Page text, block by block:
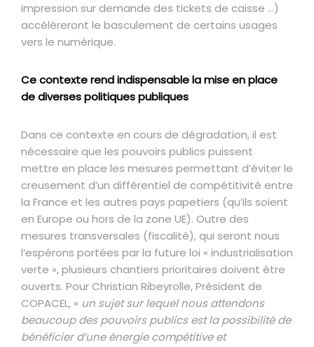
impression sur demande des tickets de caisse …)
accélèreront le basculement de certains usages
vers le numérique.
Ce contexte rend indispensablela mise en place
de diverses politiques publiques
Dans ce contexte en cours de dégradation, il est
nécessaire que les pouvoirs publics puissent
mettre en place les mesures permettant d’éviter le
creusement d’un différentiel de compétitivité entre
la France et les autres pays papetiers (qu’ils soient
en Europe ou hors de la zone UE). Outre des
mesures transversales (fiscalité), qui seront nous
l’espérons portées par la future loi « industrialisation
verte », plusieurs chantiers prioritaires doivent être
ouverts. Pour Christian Ribeyrolle, Président de
COPACEL, « un sujet sur lequel nous attendons
beaucoup des pouvoirs publics est la possibilité de
bénéficier d’une énergie compétitive et